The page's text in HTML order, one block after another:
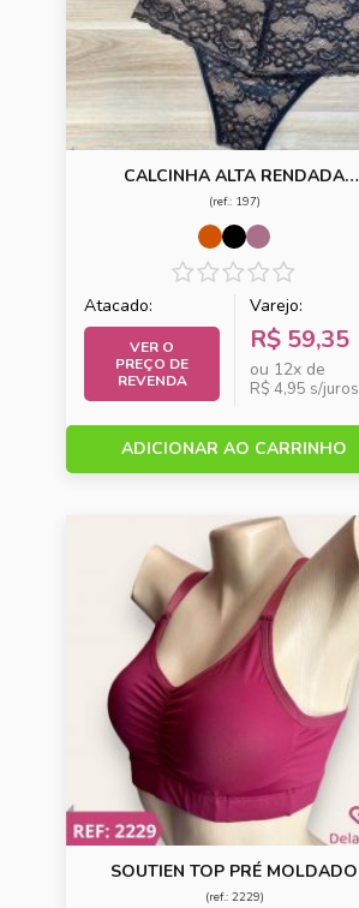
CALCINHA ALTA RENDADA
FORRADA DE COTTON
(ref.: 197)
Atacado:
VER O
PREÇO DE
REVENDA
Varejo:
R$ 59,35
ou 12x de
R$ 4,95 s/juros
ADICIONAR AO CARRINHO
SOUTIEN TOP PRÉ MOLDADO
TACTEL COM BOJO REMOVÍVEL
(ref.: 2229)